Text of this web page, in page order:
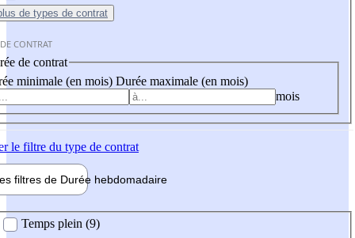
de types de contrat
CONTRAT
de contrat
minimale (en mois) Durée maximale (en mois)
mois
le filtre du type de contrat
filtres de Durée hebdomadaire
Temps plein (9)